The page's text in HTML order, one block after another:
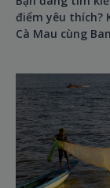
điểm yêu thích?
Cà Mau cùng